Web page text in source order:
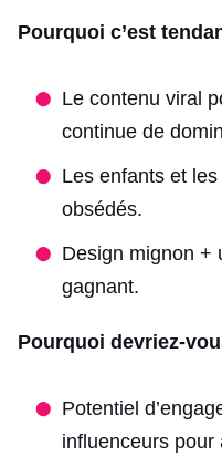
Pourquoi c’est
Le contenu viral
continue de
Les enfants et
obsédés.
Design mignon +
gagnant.
Pourquoi devriez-
Potentiel
influenceurs pour